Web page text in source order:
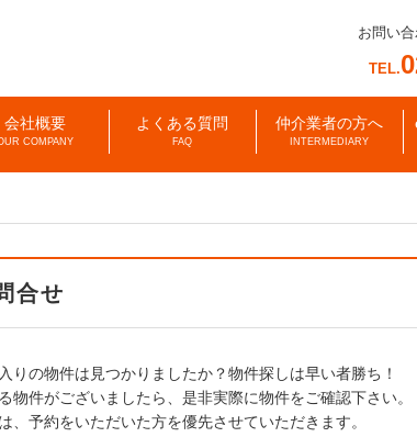
お問い
TEL.
会社概要
COMPANY
よくある質問
FAQ
仲介業者の方へ
INTERMEDIARY
合せ
りの物件は見つかりましたか？物件探しは早い者勝ち！
物件がございましたら、是非実際に物件をご確認下さい。
、予約をいただいた方を優先させていただきます。